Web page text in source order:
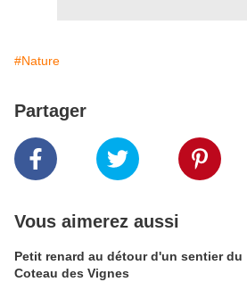
#Nature
Partager
Vous aimerez aussi
Petit renard au détour d'un sentier du
Coteau des Vignes